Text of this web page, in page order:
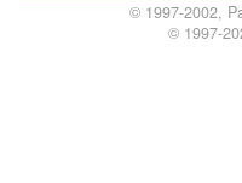
© 1997-2002,
© 1997-